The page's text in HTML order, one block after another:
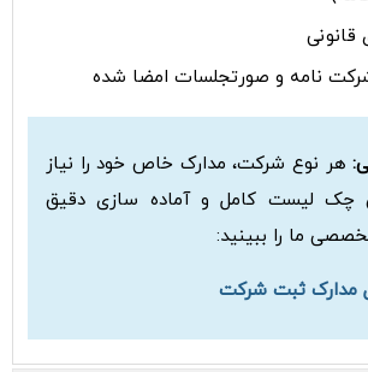
قانونی
نامه و صورتجلسات امضا شده
هر نوع شرکت، مدارک خاص خود را نیاز
چک لیست کامل و آماده سازی دقیق
ما را ببینید:
ثبت شرکت